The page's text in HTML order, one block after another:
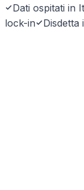
Dati ospitati in
lock-in
Disdetta